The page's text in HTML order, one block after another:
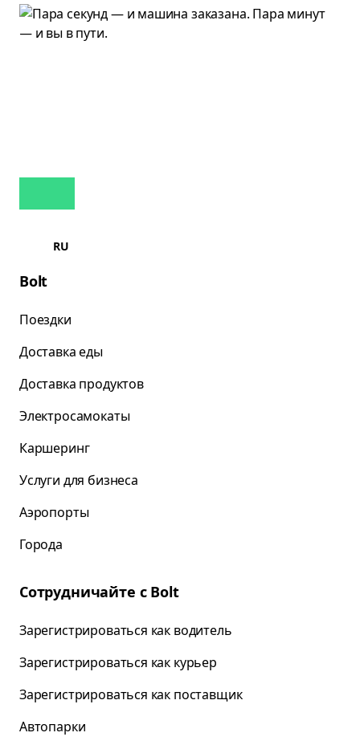
RU
Bolt
Поездки
Доставка еды
Доставка продуктов
Электросамокаты
Каршеринг
Услуги для бизнеса
Аэропорты
Города
Сотрудничайте с Bolt
Зарегистрироваться как водитель
Зарегистрироваться как курьер
Зарегистрироваться как поставщик
Автопарки